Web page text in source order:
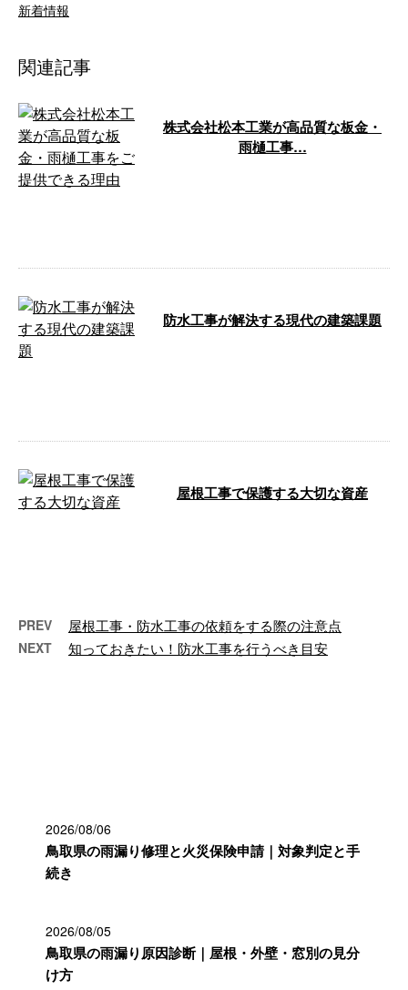
新着情報
関連記事
株式会社松本工業が高品質な板金・
雨樋工事…
防水工事が解決する現代の建築課題
屋根工事で保護する大切な資産
PREV 屋根工事・防水工事の依頼をする際の注意点
NEXT 知っておきたい！防水工事を行うべき目安
2026/08/06
鳥取県の雨漏り修理と火災保険申請｜対象判定と手
続き
2026/08/05
鳥取県の雨漏り原因診断｜屋根・外壁・窓別の見分
け方